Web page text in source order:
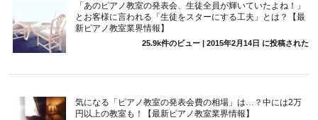
「あのピアノ教室の発表会、生徒全員が輝いていたよね！」
とお客様に言われる「生徒をスターにする工夫」とは？【最
新ピアノ教室業界情報】
25.9k件のビュー| 2015年2月14日 に投稿された
気になる「ピアノ教室の発表会費の相場」は…？中には2万
円以上の教室も！【最新ピアノ教室業界情報】